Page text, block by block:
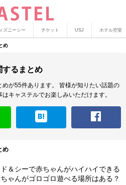
ズニーシー チケット USJ ホテル空室
め
するまとめ
が55件あります。
皆様が知りたい話題の
キャステルでお楽しみいただけます。
め
＆シーで赤ちゃんがハイハイできる
ゃんがゴロゴロ遊べる場所はある？